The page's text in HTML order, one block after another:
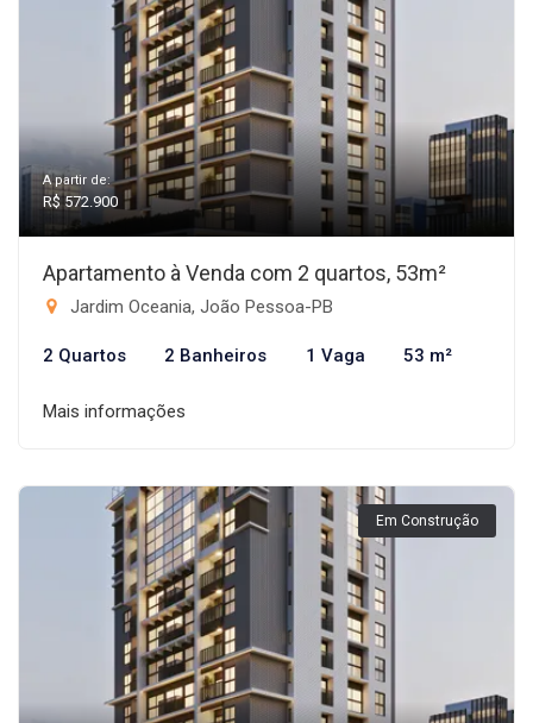
A partir de:
R$ 572.900
Apartamento à Venda com 2 quartos, 53m²
Jardim Oceania, João Pessoa-PB
2 Quartos 2 Banheiros 1 Vaga 53 m²
Mais informações
Em Construção